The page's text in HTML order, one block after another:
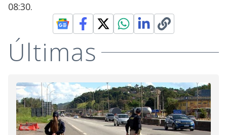
08:30.
Últimas